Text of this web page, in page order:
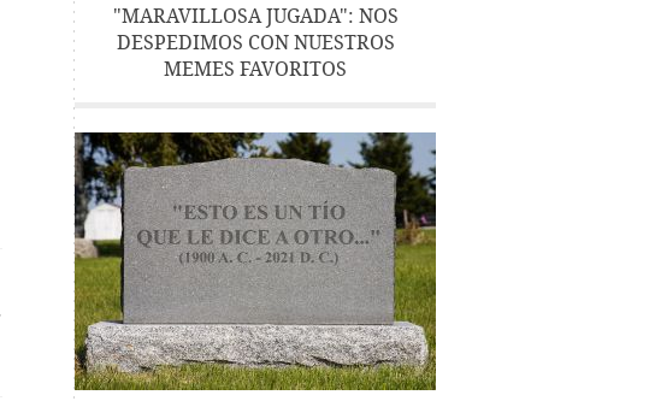
"MARAVILLOSA JUGADA": NOS
DESPEDIMOS CON NUESTROS
MEMES FAVORITOS